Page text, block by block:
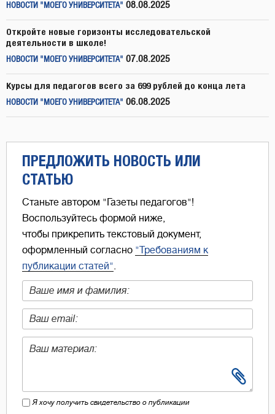
НОВОСТИ "МОЕГО УНИВЕРСИТЕТА" 08.08.2025
Откройте новые горизонты исследовательской
деятельности в школе!
НОВОСТИ "МОЕГО УНИВЕРСИТЕТА" 07.08.2025
Курсы для педагогов всего за 699 рублей до конца лета
НОВОСТИ "МОЕГО УНИВЕРСИТЕТА" 06.08.2025
ПРЕДЛОЖИТЬ НОВОСТЬ ИЛИ
СТАТЬЮ
Станьте автором "Газеты педагогов"!
Воспользуйтесь формой ниже,
чтобы прикрепить текстовый документ,
оформленный согласно "Требованиям к
публикации статей".
Я хочу получить свидетельство о публикации